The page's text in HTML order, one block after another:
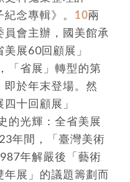
念專輯》。 10兩
會主辦，國美館承
展60回顧展」
「省展」轉型的第
於年末登場。然
十回顧展」
的光輝：全省美展
年間，「臺灣美術
年解嚴後「藝術
展」的議題籌劃而